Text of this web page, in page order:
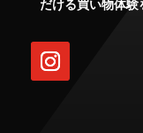
だける買い物体験